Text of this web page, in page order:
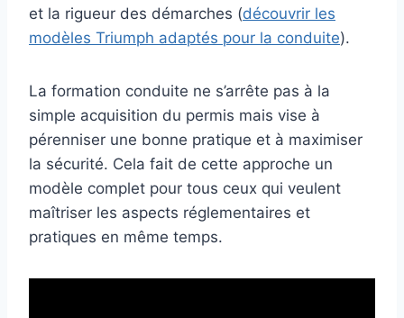
et la rigueur des démarches (découvrir les
modèles Triumph adaptés pour la conduite).
La formation conduite ne s’arrête pas à la
simple acquisition du permis mais vise à
pérenniser une bonne pratique et à maximiser
la sécurité. Cela fait de cette approche un
modèle complet pour tous ceux qui veulent
maîtriser les aspects réglementaires et
pratiques en même temps.